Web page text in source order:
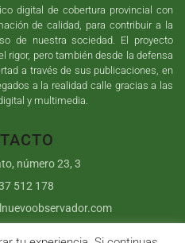
digital de cobertura provincial con
de calidad, para contribuir a la
de nuestra sociedad. El proyecto
rigor, pero también desde la defensa
a través de sus publicaciones, en
a la realidad calle gracias a las
y multimedia.
número 23, 3
512 178